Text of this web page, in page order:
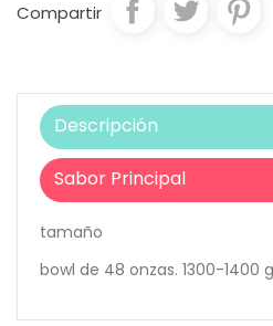
Compartir
Descripción
Sabor Principal
tamaño
bowl de 48 onzas. 1300-1400